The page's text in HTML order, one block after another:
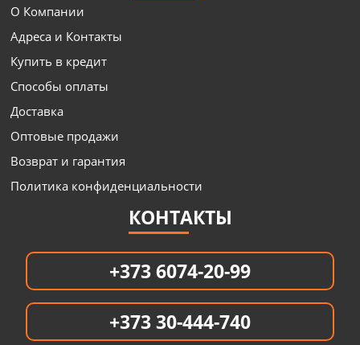
О Компании
Адреса и Контакты
Купить в кредит
Способы оплаты
Доставка
Оптовые продажи
Возврат и гарантия
Политика конфиденциальности
КОНТАКТЫ
+373 6074-20-99
+373 30-444-740